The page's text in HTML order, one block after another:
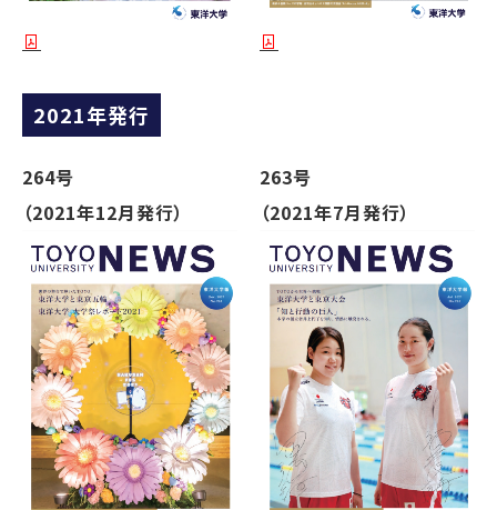
2021年発行
264号
（2021年12月発行）
263号
（2021年7月発行）